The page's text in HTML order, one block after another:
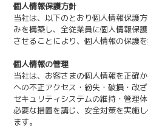
個人情報保護方針
当社は、以下のとおり個人情報保護
みを構築し、全従業員に個人情報保
させることにより、個人情報の保護を
個人情報の管理
当社は、お客さまの個人情報を正確
への不正アクセス・紛失・破損・改
セキュリティシステムの維持・管理
必要な措置を講じ、安全対策を実施
ます。